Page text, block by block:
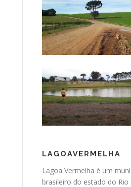
LAGOAVERMELHA
Lagoa Vermelha é um
brasileiro do estado do Rio